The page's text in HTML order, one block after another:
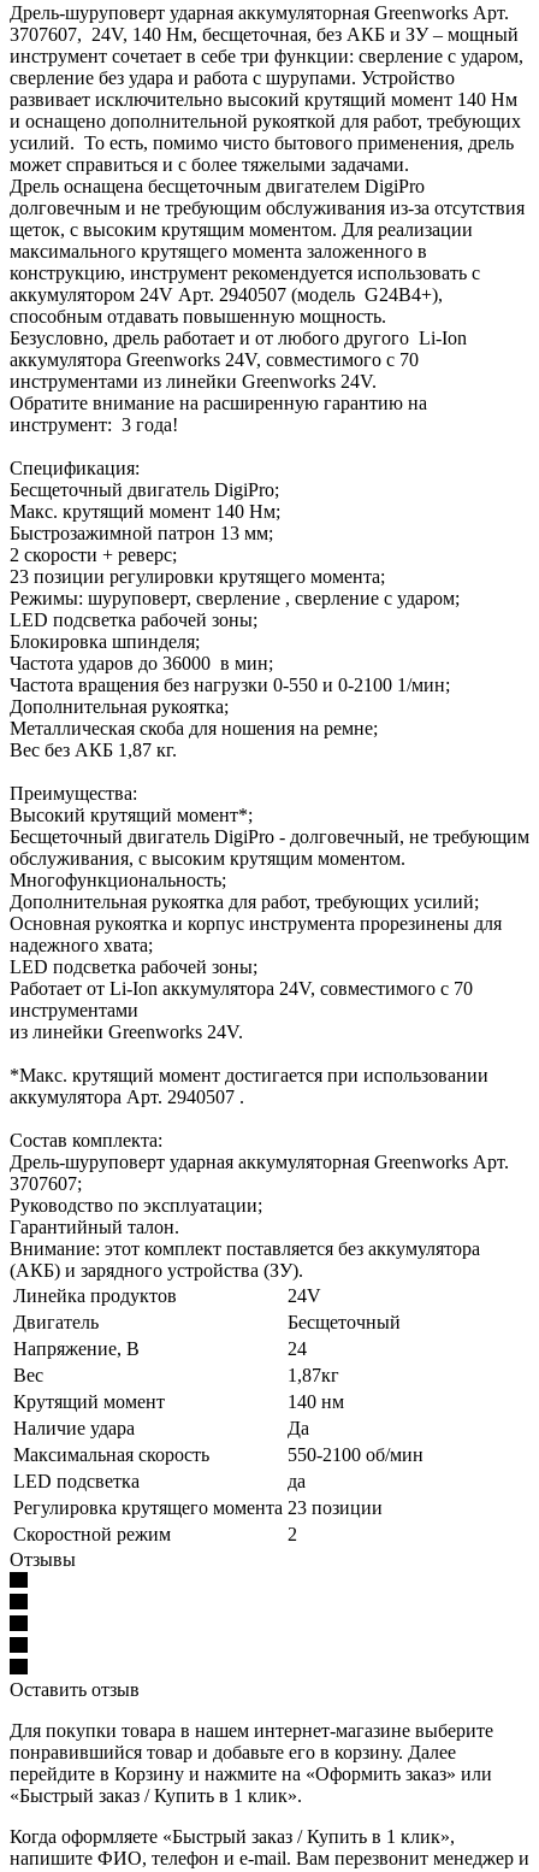
Дрель-шуруповерт ударная аккумуляторная Greenworks Арт.
3707607, 24V, 140 Нм, бесщеточная, без АКБ и ЗУ – мощный
инструмент сочетает в себе три функции: сверление с ударом,
сверление без удара и работа с шурупами. Устройство
развивает исключительно высокий крутящий момент 140 Нм
и оснащено дополнительной рукояткой для работ, требующих
усилий. То есть, помимо чисто бытового применения, дрель
может справиться и с более тяжелыми задачами.
Дрель оснащена бесщеточным двигателем DigiPro
долговечным и не требующим обслуживания из-за отсутствия
щеток, с высоким крутящим моментом. Для реализации
максимального крутящего момента заложенного в
конструкцию, инструмент рекомендуется использовать с
аккумулятором 24V Арт. 2940507 (модель G24B4+),
способным отдавать повышенную мощность.
Безусловно, дрель работает и от любого другого Li-Ion
аккумулятора Greenworks 24V, совместимого с 70
инструментами из линейки Greenworks 24V.
Обратите внимание на расширенную гарантию на
инструмент: 3 года!
Спецификация:
Бесщеточный двигатель DigiPro;
Макс. крутящий момент 140 Нм;
Быстрозажимной патрон 13 мм;
2 скорости + реверс;
23 позиции регулировки крутящего момента;
Режимы: шуруповерт, сверление , сверление с ударом;
LED подсветка рабочей зоны;
Блокировка шпинделя;
Частота ударов до 36000 в мин;
Частота вращения без нагрузки 0-550 и 0-2100 1/мин;
Дополнительная рукоятка;
Металлическая скоба для ношения на ремне;
Вес без АКБ 1,87 кг.
Преимущества:
Высокий крутящий момент*;
Бесщеточный двигатель DigiPro - долговечный, не требующим
обслуживания, с высоким крутящим моментом.
Многофункциональность;
Дополнительная рукоятка для работ, требующих усилий;
Основная рукоятка и корпус инструмента прорезинены для
надежного хвата;
LED подсветка рабочей зоны;
Работает от Li-Ion аккумулятора 24V, совместимого с 70
инструментами
из линейки Greenworks 24V.
*Макс. крутящий момент достигается при использовании
аккумулятора Арт. 2940507 .
Состав комплекта:
Дрель-шуруповерт ударная аккумуляторная Greenworks Арт.
3707607;
Руководство по эксплуатации;
Гарантийный талон.
Внимание: этот комплект поставляется без аккумулятора
(АКБ) и зарядного устройства (ЗУ).
Линейка продуктов
24V
Двигатель
Бесщеточный
Напряжение, В
24
Вес
1,87кг
Крутящий момент
140 нм
Наличие удара
Да
Максимальная скорость
550-2100 об/мин
LED подсветка
да
Регулировка крутящего момента 23 позиции
Скоростной режим
2
Отзывы
Оставить отзыв
Для покупки товара в нашем интернет-магазине выберите
понравившийся товар и добавьте его в корзину. Далее
перейдите в Корзину и нажмите на «Оформить заказ» или
«Быстрый заказ / Купить в 1 клик».
Когда оформляете «Быстрый заказ / Купить в 1 клик»,
напишите ФИО, телефон и e-mail. Вам перезвонит менеджер и